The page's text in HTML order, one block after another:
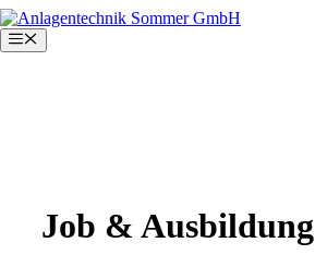
Zum
Inhalt
springen
Menü
Job & Ausbildung